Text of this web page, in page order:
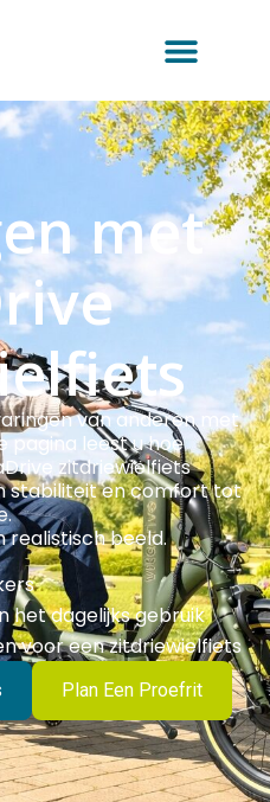
met
van anderen met
pagina leest u hoe
zitdriewielfiets
stabiliteit en comfort tot
realistisch beeld.
het dagelijks gebruik
voor een zitdriewielfiets
Plan Een Proefrit